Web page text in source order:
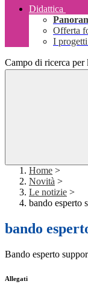
Didattica
Offerta
I
Campo di ricerca per
Home >
Novità >
Le notizie >
bando esperto
bando
Bando esperto
Allegati